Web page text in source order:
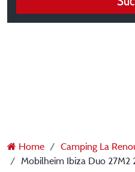
Home
Camping La
Mobilheim Ibiza Duo 27M2